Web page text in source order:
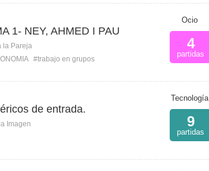
1- NEY, AHMED I PAU
la Pareja
#trabajo en grupos
Ocio
4
partidas
de entrada.
Imagen
Tecnología
9
partidas